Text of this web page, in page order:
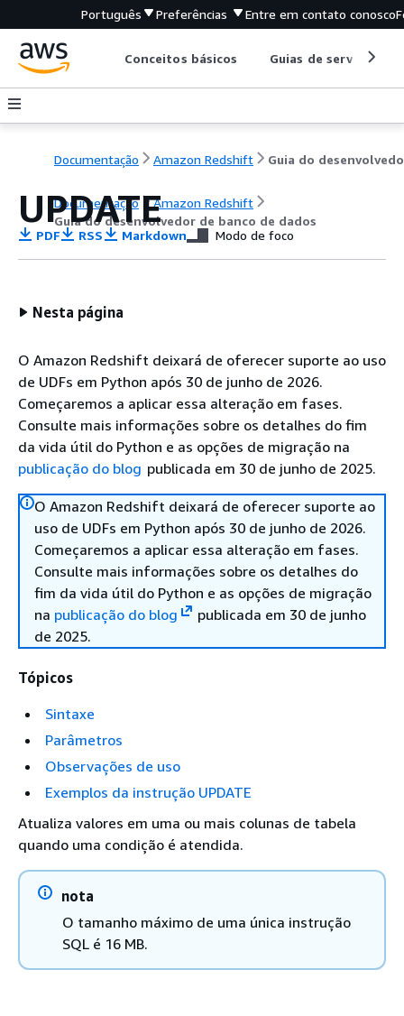
Português Preferências Entre em contato conosco
Conceitos básicos Guias de serviço
Documentação Amazon Redshift
Documentação
Amazon Redshift
Guia do desenvolvedor de banco de dados
UPDATE
PDF RSS Markdown Modo de foco
Nesta página
O Amazon Redshift deixará de oferecer suporte ao uso
de UDFs em Python após 30 de junho de 2026.
Começaremos a aplicar essa alteração em fases.
Consulte mais informações sobre os detalhes do fim
da vida útil do Python e as opções de migração na
publicação do blog publicada em 30 de junho de 2025.
O Amazon Redshift deixará de oferecer suporte ao
uso de UDFs em Python após 30 de junho de 2026.
Começaremos a aplicar essa alteração em fases.
Consulte mais informações sobre os detalhes do
fim da vida útil do Python e as opções de migração
na publicação do blog
publicada em 30 de junho
de 2025.
Tópicos
Sintaxe
Parâmetros
Observações de uso
Exemplos da instrução UPDATE
Atualiza valores em uma ou mais colunas de tabela
quando uma condição é atendida.
nota
O tamanho máximo de uma única instrução
SQL é 16 MB.